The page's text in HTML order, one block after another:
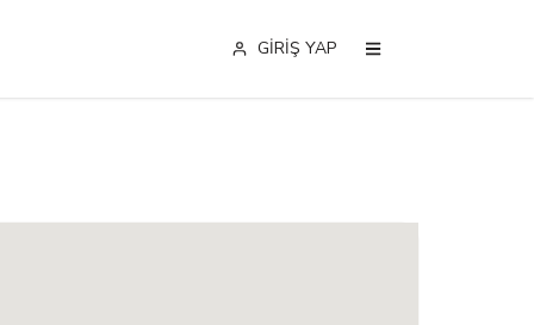
GİRİŞ YAP